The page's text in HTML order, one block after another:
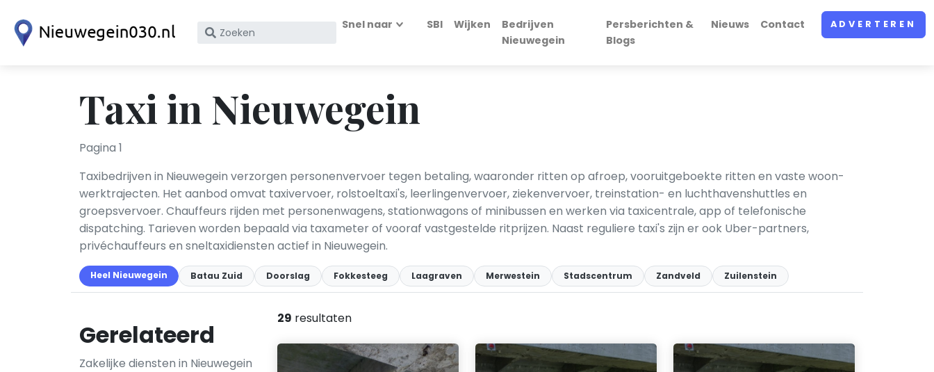
Zoek
KvK
nummer
Snel naar SBI Wijken
Bedrijven
Nieuwegein
Persberichten &
Blogs
Nieuws Contact ADVERTEREN
Taxi in Nieuwegein
Pagina 1
Taxibedrijven in Nieuwegein verzorgen personenvervoer tegen betaling, waaronder ritten op afroep, vooruitgeboekte ritten en vaste woon-
werktrajecten. Het aanbod omvat taxivervoer, rolstoeltaxi's, leerlingenvervoer, ziekenvervoer, treinstation- en luchthavenshuttles en
groepsvervoer. Chauffeurs rijden met personenwagens, stationwagons of minibussen en werken via taxicentrale, app of telefonische
dispatching. Tarieven worden bepaald via taxameter of vooraf vastgestelde ritprijzen. Naast reguliere taxi's zijn er ook Uber-partners,
privéchauffeurs en sneltaxidiensten actief in Nieuwegein.
Heel Nieuwegein Batau Zuid Doorslag Fokkesteeg Laagraven Merwestein Stadscentrum Zandveld Zuilenstein
Gerelateerd
Zakelijke diensten in Nieuwegein
29 resultaten